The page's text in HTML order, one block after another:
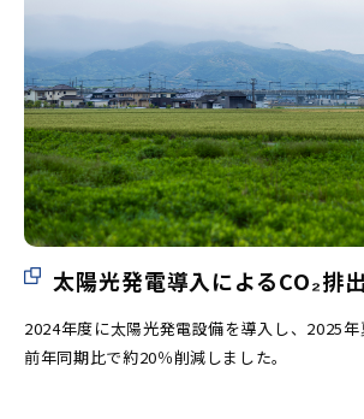
太陽光発電導入によるCO₂排
2024年度に太陽光発電設備を導入し、2025年
前年同期比で約20％削減しました。